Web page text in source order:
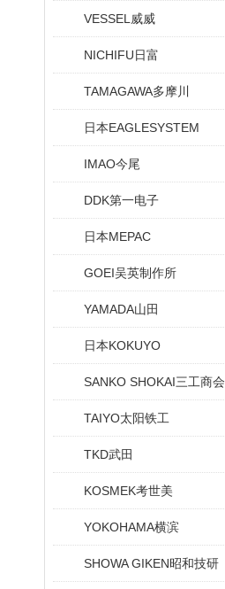
VESSEL威威
NICHIFU日富
TAMAGAWA多摩川
日本EAGLESYSTEM
IMAO今尾
DDK第一电子
日本MEPAC
GOEI吴英制作所
YAMADA山田
日本KOKUYO
SANKO SHOKAI三工商会
TAIYO太阳铁工
TKD武田
KOSMEK考世美
YOKOHAMA横滨
SHOWA GIKEN昭和技研